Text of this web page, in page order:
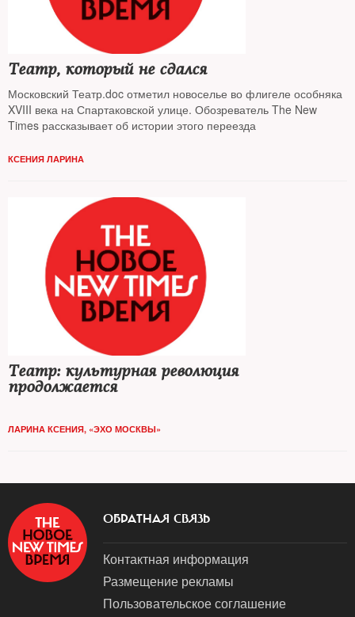
Театр, который не сдался
Московский Театр.doc отметил новоселье во флигеле особняка
XVIII века на Спартаковской улице. Обозреватель The New
Times рассказывает об истории этого переезда
КСЕНИЯ ЛАРИНА
Театр: культурная революция
продолжается
ЛАРИНА КСЕНИЯ, «ЭХО МОСКВЫ»
ОБРАТНАЯ СВЯЗЬ
Контактная информация
Размещение рекламы
Пользовательское соглашение